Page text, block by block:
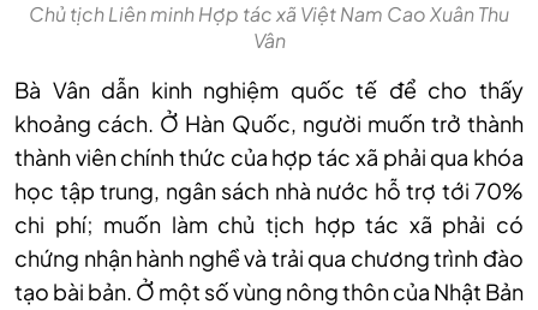
Chủ tịch Liên minh Hợp tác xã Việt Nam Cao Xuân Thu
Vân
Bà Vân dẫn kinh nghiệm quốc tế để cho thấy
khoảng cách. Ở Hàn Quốc, người muốn trở thành
thành viên chính thức của hợp tác xã phải qua khóa
học tập trung, ngân sách nhà nước hỗ trợ tới 70%
chi phí; muốn làm chủ tịch hợp tác xã phải có
chứng nhận hành nghề và trải qua chương trình đào
tạo bài bản. Ở một số vùng nông thôn của Nhật Bản